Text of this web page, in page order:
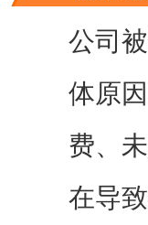
公司
体原
费、
在导